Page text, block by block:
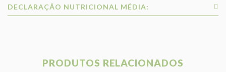
DECLARAÇÃO NUTRICIONAL MÉDIA:
PRODUTOS RELACIONADOS